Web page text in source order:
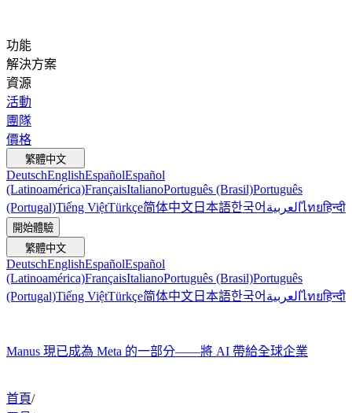
功能
解決方案
資源
活動
團隊
價格
繁體中文
DeutschEnglishEspañolEspañol
(Latinoamérica)FrançaisItalianoPortuguês (Brasil)Português
(Portugal)Tiếng ViệtTürkçe简体中文 日本語한국어 العربيةไทยहिन्दी
開始體驗
繁體中文
DeutschEnglishEspañolEspañol
(Latinoamérica)FrançaisItalianoPortuguês (Brasil)Português
(Portugal)Tiếng ViệtTürkçe简体中文 日本語한국어 العربيةไทยहिन्दी
Manus 現已成為 Meta 的一部分——將 AI 帶給全球企業
首頁/